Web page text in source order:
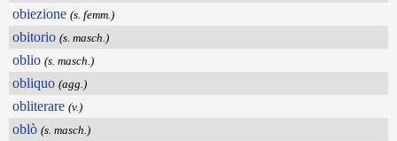
obiezione (s. femm.)
obitorio (s. masch.)
oblio (s. masch.)
obliquo (agg.)
obliterare (v.)
oblò (s. masch.)